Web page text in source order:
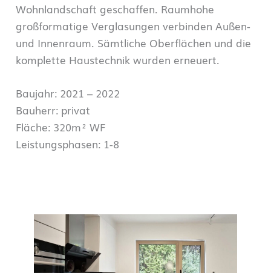
Wohnlandschaft geschaffen. Raumhohe
großformatige Verglasungen verbinden Außen-
und Innenraum. Sämtliche Oberflächen und die
komplette Haustechnik wurden erneuert.
Baujahr: 2021 – 2022
Bauherr: privat
Fläche: 320m² WF
Leistungsphasen: 1-8